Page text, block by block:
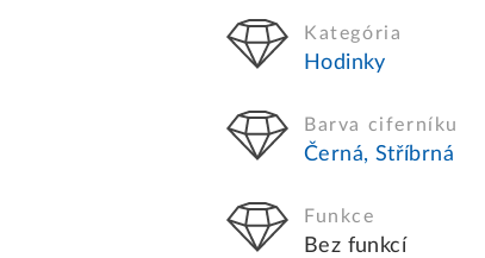
Kategória
Hodinky
Barva ciferníku
Černá, Stříbrná
Funkce
Bez funkcí